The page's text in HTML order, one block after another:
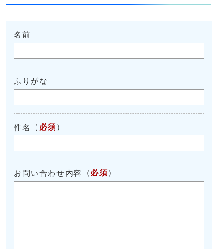
名前
ふりがな
件名 （ 必須 ）
お問い合わせ内容 （ 必須 ）